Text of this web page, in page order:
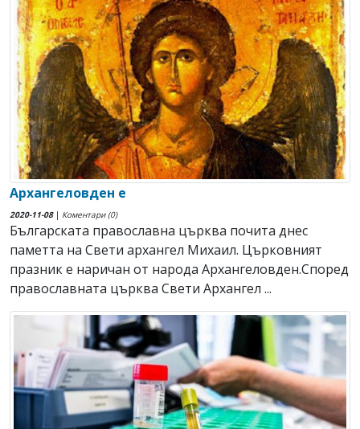
Архангеловден е
2020-11-08| Коментари (0)
Българската православна църква почита днес
паметта на Свети архангел Михаил. Църковният
празник е наричан от народа Архангеловден.Според
православната църква Свети Архангел ...